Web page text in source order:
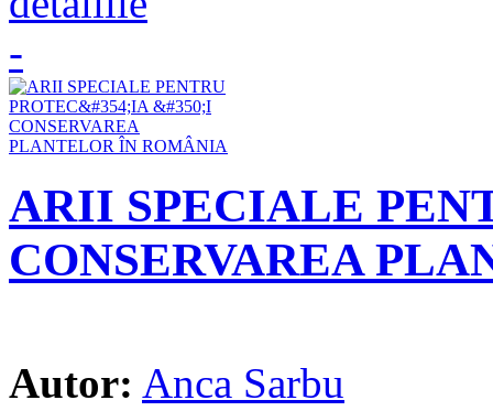
ARII SPECIALE
CONSERVAREA
Autor: Anca Sarbu